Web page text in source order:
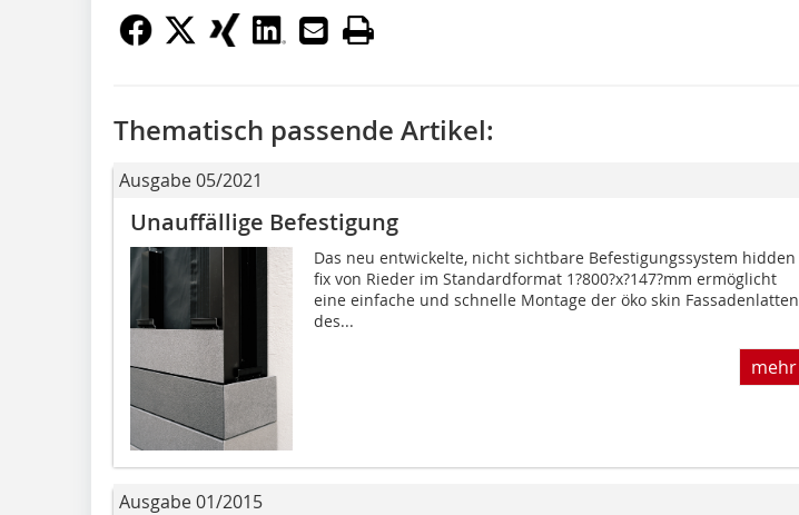
Thematisch passende Artikel:
Ausgabe 05/2021
Unauffällige Befestigung
Das neu entwickelte, nicht sichtbare Befestigungssystem hidden
fix von Rieder im Standardformat 1?800?x?147?mm ermöglicht
eine einfache und schnelle Montage der öko skin Fassadenlatten
des...
mehr
Ausgabe 01/2015